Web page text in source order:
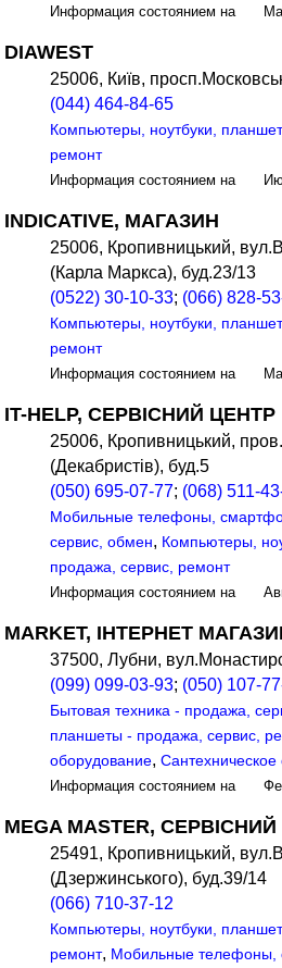
Информация состоянием на
DIAWEST
25006, Київ,
(044) 464-84-65
Компьютеры, ноутбуки,
ремонт
Информация состоянием на
INDICATIVE, МАГАЗИН
25006, Кропивницький,
(Карла Маркса), буд.23/13
(0522) 30-10-33; (066) 828-
Компьютеры, ноутбуки,
ремонт
Информация состоянием на
IT-HELP, СЕРВІСНИЙ ЦЕНТР
25006, Кропивницький,
(Декабристів), буд.5
(050) 695-07-77; (068) 511-
Мобильные телефоны,
сервис, обмен, Компьютеры,
продажа, сервис, ремонт
Информация состоянием на
MARKET, ІНТЕРНЕТ
37500, Лубни,
(099) 099-03-93; (050) 107-
Бытовая техника - продажа,
планшеты - продажа, сервис,
оборудование,
Информация состоянием на
MEGA MASTER,
25491, Кропивницький,
(Дзержинського), буд.39/14
(066) 710-37-12
Компьютеры, ноутбуки,
ремонт, Мобильные телефоны,